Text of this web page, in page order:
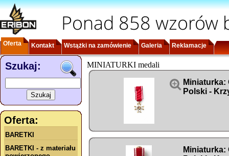
Ponad 858 wzorów
Oferta Kontakt Wstążki na zamówienie Galeria Reklamacje
Szukaj:
Oferta:
BARETKI
BARETKI - z materiału
MINIATURKI medali
 Miniaturka:
Polski -
Miniaturka: